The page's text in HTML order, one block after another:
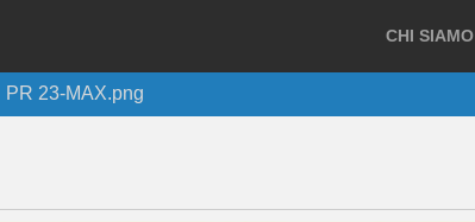
CHI SIAMO
PR 23-MAX.png